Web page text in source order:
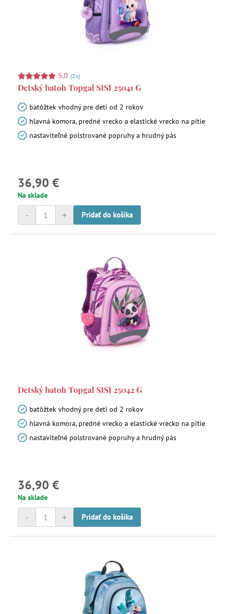
5,0 (2x)
Detský batoh Topgal SISI 25041 G
batôžtek vhodný pre deti od 2 rokov
hlavná komora, predné vrecko a elastické vrecko na pitie
nastaviteľné polstrované popruhy a hrudný pás
36,90 €
Na sklade
+
- Pridať do košíka
Detský batoh Topgal SISI 25042 G
batôžtek vhodný pre deti od 2 rokov
hlavná komora, predné vrecko a elastické vrecko na pitie
nastaviteľné polstrované popruhy a hrudný pás
36,90 €
Na sklade
+
- Pridať do košíka